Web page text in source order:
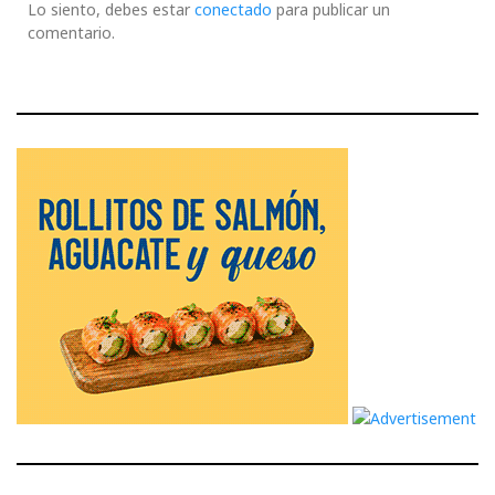
Lo siento, debes estar conectado para publicar un
comentario.